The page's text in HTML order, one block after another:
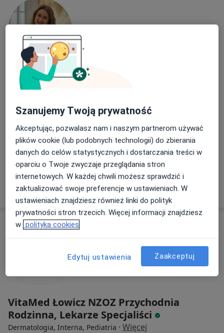
lek. Magdalena Wojtczak
Dermatolog, Wenerolog, Dermatolog dziecięcy
68 opinii
Kozia 17, Łowicz
Krupa- medycyna estetyczna
Dermatoskopia zmian skórnych + konsultacja
250 zł
Poproś o wizytę
VitaMed Łowicz NZOZ Przychodnia
Rodzinna, Lekarze Specjaliści
Dermatologia, Interna, Pediatria · Więcej
Szanujemy Twoją prywatność
Akceptując, pozwalasz nam i naszym partnerom używać
plików cookie (lub podobnych technologii) do zbierania
danych do celów statystycznych i dostarczania treści w
oparciu o Twoje zwyczaje przeglądania stron
internetowych. W każdej chwili możesz sprawdzić i
zaktualizować swoje preferencje w ustawieniach. W
ustawieniach znajdziesz również linki do polityk
prywatności stron trzecich. Więcej informacji znajdziesz
w polityka cookies
Edytuj ustawienia Zaakceptuj